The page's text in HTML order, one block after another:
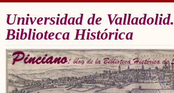
Universidad de Valladolid.
Biblioteca Histórica